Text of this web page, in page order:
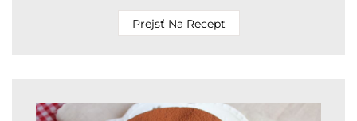
Prejsť Na Recept